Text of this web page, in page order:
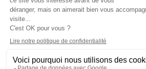
Contactez-nous-Mentions légales-